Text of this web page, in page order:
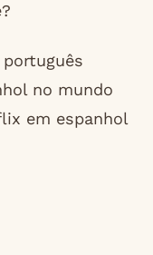
no mundo
em espanhol